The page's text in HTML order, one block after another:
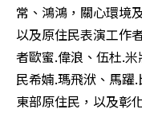
常、鴻鴻，關心環境
以及原住民表演工作
者歐蜜.偉浪、伍杜.
民希婻.瑪飛洑、馬躍
東部原住民，以及彰